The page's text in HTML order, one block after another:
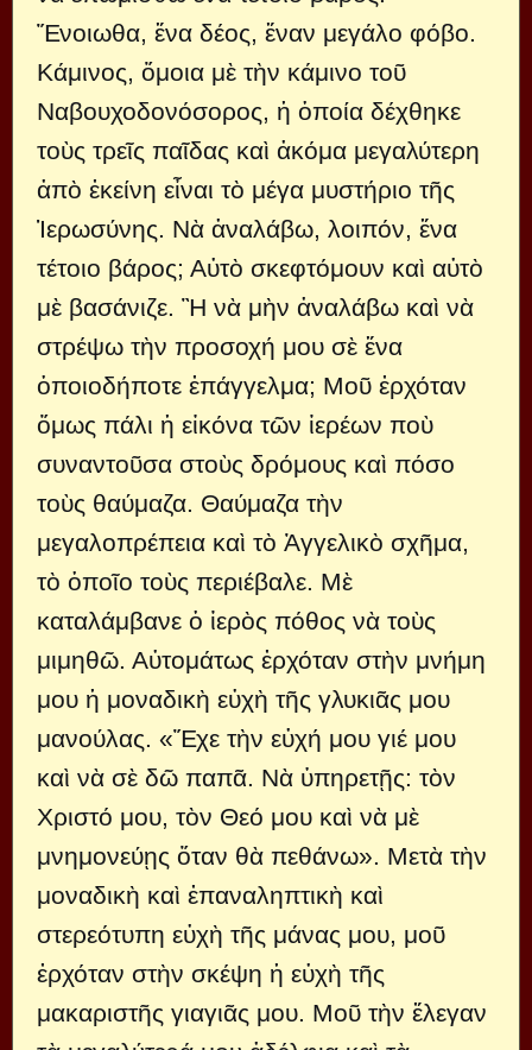
Ἔνοιωθα, ἕνα δέος, ἕναν μεγάλο φόβο.
Κάμινος, ὅμοια μὲ τὴν κάμινο τοῦ
Ναβουχοδονόσορος, ἡ ὁποία δέχθηκε
τοὺς τρεῖς παῖδας καὶ ἀκόμα μεγαλύτερη
ἀπὸ ἐκείνη εἶναι τὸ μέγα μυστήριο τῆς
Ἱερωσύνης. Νὰ ἀναλάβω, λοιπόν, ἕνα
τέτοιο βάρος; Αὐτὸ σκεφτόμουν καὶ αὐτὸ
μὲ βασάνιζε. Ἢ νὰ μὴν ἀναλάβω καὶ νὰ
στρέψω τὴν προσοχή μου σὲ ἕνα
ὁποιοδήποτε ἐπάγγελμα; Μοῦ ἐρχόταν
ὅμως πάλι ἡ εἰκόνα τῶν ἱερέων ποὺ
συναντοῦσα στοὺς δρόμους καὶ πόσο
τοὺς θαύμαζα. Θαύμαζα τὴν
μεγαλοπρέπεια καὶ τὸ Ἀγγελικὸ σχῆμα,
τὸ ὁποῖο τοὺς περιέβαλε. Μὲ
καταλάμβανε ὁ ἱερὸς πόθος νὰ τοὺς
μιμηθῶ. Αὐτομάτως ἐρχόταν στὴν μνήμη
μου ἡ μοναδικὴ εὐχὴ τῆς γλυκιᾶς μου
μανούλας. «Ἔχε τὴν εὐχή μου γιέ μου
καὶ νὰ σὲ δῶ παπᾶ. Νὰ ὑπηρετῇς: τὸν
Χριστό μου, τὸν Θεό μου καὶ νὰ μὲ
μνημονεύῃς ὅταν θὰ πεθάνω». Μετὰ τὴν
μοναδικὴ καὶ ἐπαναληπτικὴ καὶ
στερεότυπη εὐχὴ τῆς μάνας μου, μοῦ
ἐρχόταν στὴν σκέψη ἡ εὐχὴ τῆς
μακαριστῆς γιαγιᾶς μου. Μοῦ τὴν ἔλεγαν